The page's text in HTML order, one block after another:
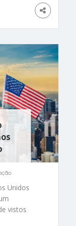
– A
de
Unidos
vistos